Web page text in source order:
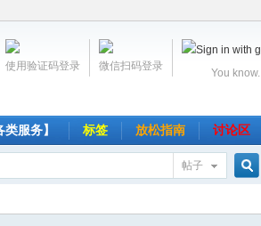
You know.
微信扫码登录
使用验证码登录
类服务】 标签 放松指南 讨论区
帖子